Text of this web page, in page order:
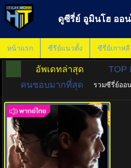
ดูซีรี่ย์ อูมินโฮ ออ
หน้าแรก ซีรีย์แนวตั้ง ซีรี่ย์เกาหลี
อัพเดทล่าสุด
TOP
คนชอบมากที่สุด
รวมซีรี่ย์ออ
8.0 พากย์ไทย